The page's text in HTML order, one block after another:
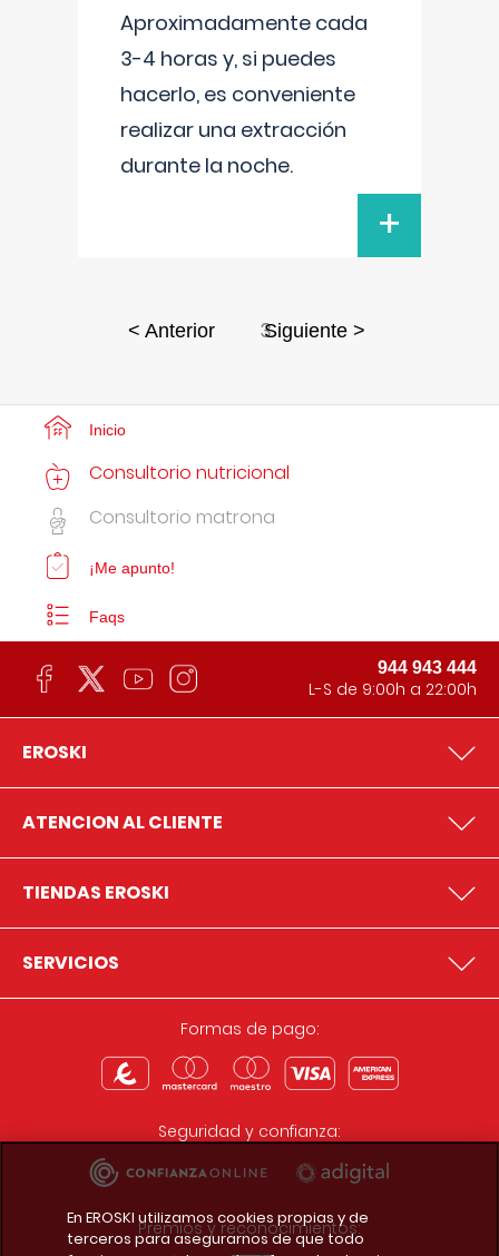
Aproximadamente cada
3-4 horas y, si puedes
hacerlo, es conveniente
realizar una extracción
durante la noche.
+
< Anterior 3Siguiente >
Inicio
Consultorio nutricional
Consultorio matrona
¡Me apunto!
Faqs
944 943 444
L-S de 9:00h a 22:00h
EROSKI
ATENCION AL CLIENTE
TIENDAS EROSKI
SERVICIOS
Formas de pago:
Seguridad y confianza:
Premios y reconocimientos:
En EROSKI utilizamos cookies propias y de
terceros para asegurarnos de que todo